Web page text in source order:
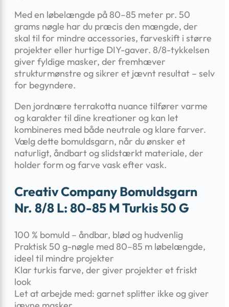
Med en løbelængde på 80–85 meter pr. 50
grams nøgle har du præcis den mængde, der
skal til for mindre accessories, farveskift i større
projekter eller hurtige DIY-gaver. 8/8-tykkelsen
giver fyldige masker, der fremhæver
strukturmønstre og sikrer et jævnt resultat – selv
for begyndere.
Den jordnære terrakotta nuance tilfører varme
og karakter til dine kreationer og kan let
kombineres med både neutrale og klare farver.
Vælg dette bomuldsgarn, når du ønsker et
naturligt, åndbart og slidstærkt materiale, der
holder form og farve vask efter vask.
Creativ Company Bomuldsgarn
Nr. 8/8 L: 80-85 M Turkis 50 G
100 % bomuld – åndbar, blød og hudvenlig
Praktisk 50 g-nøgle med 80–85 m løbelængde,
ideel til mindre projekter
Klar turkis farve, der giver projekter et friskt
look
Let at arbejde med: garnet splitter ikke og giver